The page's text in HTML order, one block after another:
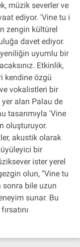
müzik severler ve
ediyor. 'Vine tu i
zengin kültürel
davet ediyor.
uyumlu bir
Etkinlik,
kendine özgü
vokalistleri bir
alan Palau de
tasarımıyla 'Vine
oluşturuyor.
akustik olarak
bir
ister yerel
olun, "Vine tu
sonra bile uzun
sunar. Bu